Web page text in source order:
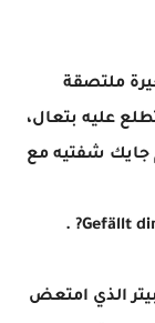
ملتصقة
عليه بتعال،
جايك شفتيه مع
الذي امتعض